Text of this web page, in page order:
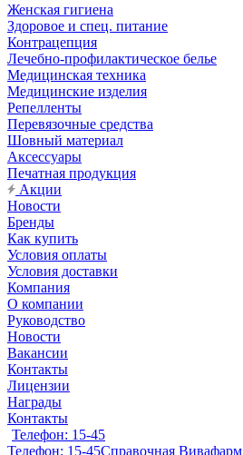
Женская гигиена
Здоровое и спец. питание
Контрацепция
Лечебно-профилактическое белье
Медицинская техника
Медицинские изделия
Репелленты
Перевязочные средства
Шовный материал
Аксессуары
Печатная продукция
Акции
Новости
Бренды
Как купить
Условия оплаты
Условия доставки
Компания
О компании
Руководство
Новости
Вакансии
Контакты
Лицензии
Награды
Контакты
Телефон: 15-45
Телефон: 15-45Справочная Вивафарм